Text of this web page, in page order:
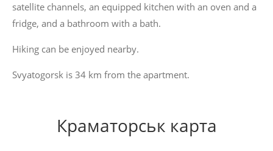
satellite channels, an equipped kitchen with an oven and a
fridge, and a bathroom with a bath.
Hiking can be enjoyed nearby.
Svyatogorsk is 34 km from the apartment.
Краматорськ карта